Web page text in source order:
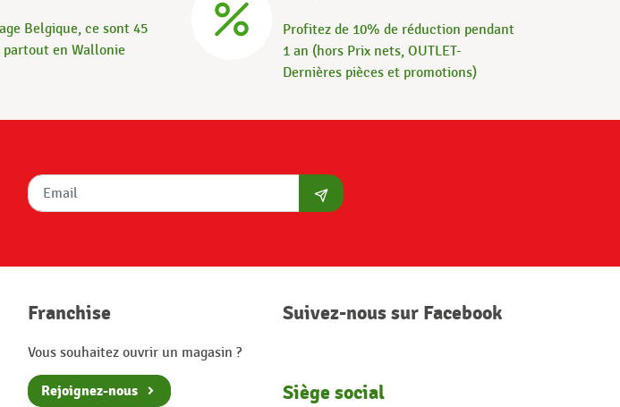
Belgique, ce sont 45
partout en Wallonie
Profitez de 10% de réduction pendant
1 an (hors Prix nets, OUTLET-
Dernières pièces et promotions)
S'abonner
Franchise
Vous souhaitez ouvrir un magasin ?
Rejoignez-nous
Suivez-nous sur Facebook
Siège social